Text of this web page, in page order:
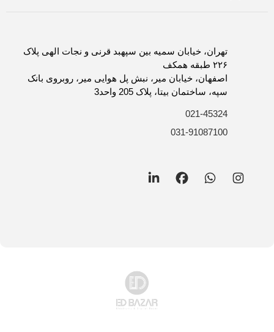
روش های ارسال کالا
تماس با ادبازار
فرصت های شغلی
تهران، خیابان سمیه بین سپهبد قرنی و نجات الهی پلاک
۲۲۶ طبقه همکف
اصفهان، خیابان میر، نبش پل هوایی میر، روبروی بانک
سپه، ساختمان بیتا، پلاک 205 واحد3
021-45324
031-91087100
Instagram
WhatsApp
Facebook
LinkedIn